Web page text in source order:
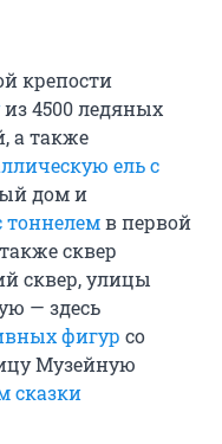
крепости
из 4500 ледяных
а также
ель с
дом и
тоннелемв первой
сквер
сквер, улицы
— здесь
фигур со
Музейную
сказки